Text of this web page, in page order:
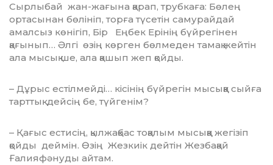
Сырлыбай жан-жағына қарап, трубкаға: Бөлең
ортасынан бөлініп, торға түсетін самурайдай
амалсыз көнігіп, Бір Еңбек Ері­нің бүйрегінен
қағынып… Әлгі өзің көр­ген бөлмеден тамақ жейтін
ала мысық ше, ала қашып жеп қойды.
– Дұрыс естілмейді… кісінің бүйрегін мысыққа сыйға
тарттық дейсің бе, түйге­нім?
– Қағыс естисің, қылжақбас тоқалым мысыққа жегізіп
қойды деймін. Өзің Жез­киік дейтін Жезбақай
Ғалияфәнуды айтам.